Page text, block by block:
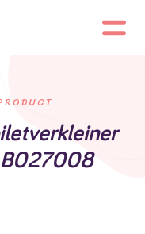
B027008